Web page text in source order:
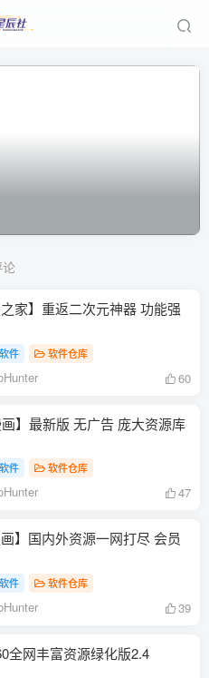
之家】重返二次元神器 功能强
件 软件仓库
60
画】最新版 无广告 庞大资源库
件 软件仓库
47
画】国内外资源一网打尽 会员
件 软件仓库
39
全网丰富资源绿化版2.4